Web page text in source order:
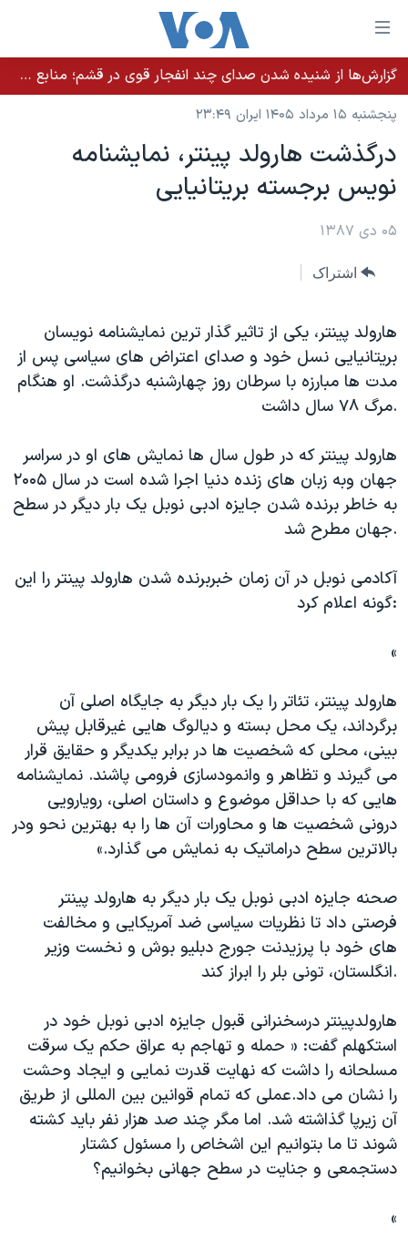
لینکهای
قابل
دسترسی
جهش
محتوای
اصلی
جهش
به
اصلی
به
جستجو
خانه
نسخه سبک وب‌سایت
موضوع ها
ایران
آمریکا
گزیده‌ها
ویژه برنامه‌ها
حقوق شهروندی
اقتصادی
علم و فناوری
گالری عکس
برنامه های تلویزیونی
جدول برنامه ها
صفحه‌های ویژه
عملیات خشم حماسی
۲۵۰سالگی آمریکا
بایگانی برنامه‌های تلویزیونی
انتخابات ریاست جمهوری آمریکا ۲۰۲۴
حمله جمهوری اسلامی به اسرائیل
رمز مهسا
اعتراضات زن، زندگی، آزادی
چهل سال گروگان‌گیری
قانون شفافیت دارائی کادر رهبری ایران
اعتراضات مردمی آبان ۹۸
اسرائیل در جنگ
نرگس محمدی برنده جایزه نوبل صلح
صفحه‌های ویژه
سفر پرزیدنت ترامپ به چین
پخش رادیویی
یادگیری زبان انگلیسی
گزارش‌ها از شنیده شدن صدای چند انفجار قوی در قشم؛ منابع حکومتی می‌گویند درگیری در تنگه هرمز بود
پنجشنبه ۱۵ مرداد ۱۴۰۵ ایران ۲۳:۴۹
درگذشت هارولد پینتر، نمایشنامه
نویس برجسته بریتانیایی
۰۵ دی ۱۳۸۷
اشتراک
هارولد پینتر، یکی از تاثیر گذار ترین نمایشنامه نویسان
بریتانیایی نسل خود و صدای اعتراض های سیاسی پس از
مدت ها مبارزه با سرطان روز چهارشنبه درگذشت. او هنگام
مرگ ۷۸ سال داشت.
هارولد پینتر که در طول سال ها نمایش های او در سراسر
جهان وبه زبان های زنده دنیا اجرا شده است در سال ۲۰۰۵
به خاطر برنده شدن جایزه ادبی نوبل یک بار دیگر در سطح
جهان مطرح شد.
آکادمی نوبل در آن زمان خبربرنده شدن هارولد پینتر را این
گونه اعلام کرد:
«
هارولد پینتر، تئاتر را یک بار دیگر به جایگاه اصلی آن
برگرداند، یک محل بسته و دیالوگ هایی غیرقابل پیش
بینی، محلی که شخصیت ها در برابر یکدیگر و حقایق قرار
می گیرند و تظاهر و وانمودسازی فرومی پاشند. نمایشنامه
هایی که با حداقل موضوع و داستان اصلی، رویارویی
درونی شخصیت ها و محاورات آن ها را به بهترین نحو ودر
بالاترین سطح دراماتیک به نمایش می گذارد.»
صحنه جایزه ادبی نوبل یک بار دیگر به هارولد پینتر
فرصتی داد تا نظریات سیاسی ضد آمریکایی و مخالفت
های خود با پرزیدنت جورج دبلیو بوش و نخست وزیر
انگلستان، تونی بلر را ابراز کند.
هارولدپینتر درسخنرانی قبول جایزه ادبی نوبل خود در
استکهلم گفت: « حمله و تهاجم به عراق حکم یک سرقت
مسلحانه را داشت که نهایت قدرت نمایی و ایجاد وحشت
را نشان می داد.عملی که تمام قوانین بین المللی از طریق
آن زیرپا گذاشته شد. اما مگر چند صد هزار نفر باید کشته
شوند تا ما بتوانیم این اشخاص را مسئول کشتار
دستجمعی و جنایت در سطح جهانی بخوانیم؟
»